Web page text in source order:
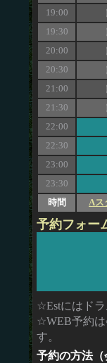
19:00
19:30
20:00
20:30
21:00
21:30
22:00
22:30
23:00
23:30
時間
Aス
予約フォー
☆Estにはド
☆WEB予約
す。
予約の方法